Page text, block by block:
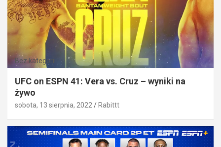
Bez kategorii
UFC on ESPN 41: Vera vs. Cruz – wyniki na
żywo
sobota, 13 sierpnia, 2022 Rabittt